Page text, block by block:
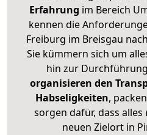
Erfahrung im Bereich
kennen die
Freiburg im Breisgau
Sie kümmern sich um
hin zur
organisieren den
Habseligkeiten,
sorgen dafür, dass
neuen Zielort in